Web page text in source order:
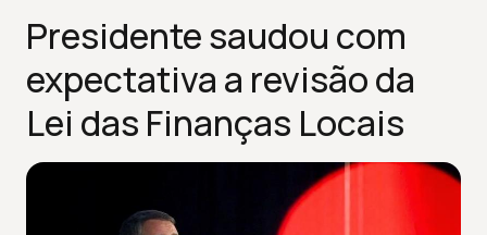
Presidente saudou com
expectativa a revisão da
Lei das Finanças Locais